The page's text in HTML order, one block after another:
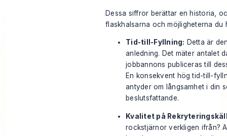
Dessa siffror berättar en historia,
flaskhalsarna och möjligheterna du
Tid-till-Fyllning: Detta är
anledning. Det mäter antalet
jobbannons publiceras till
En konsekvent hög tid-till-
antyder om långsamhet i din
beslutsfattande.
Kvalitet på
rockstjärnorverkligen ifrån?